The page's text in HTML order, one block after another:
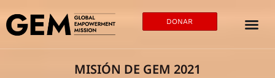
DONAR
MISIÓN DE GEM 2021